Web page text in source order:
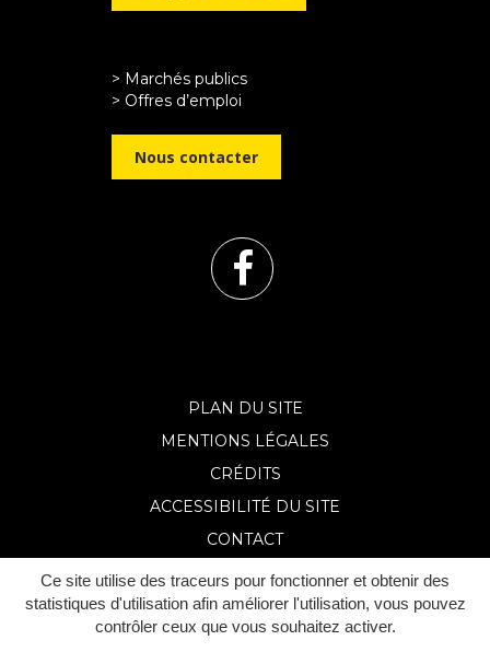
Ce site utilise des traceurs pour fonctionner et obtenir des
statistiques d'utilisation afin améliorer l'utilisation, vous pouvez
contrôler ceux que vous souhaitez activer.
> Marchés publics
> Offres d’emploi
Nous contacter
Lien
le
compte
Facebook
PLAN DU SITE
MENTIONS LÉGALES
CRÉDITS
ACCESSIBILITÉ DU SITE
CONTACT